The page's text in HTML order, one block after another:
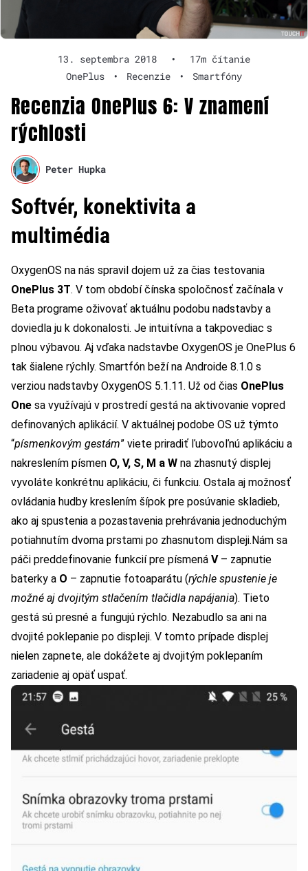
13. septembra 2018 •
17m čítanie
OnePlus
• Recenzie • Smartfóny
Recenzia OnePlus 6: V znamení
rýchlosti
Peter Hupka
Softvér, konektivita a
multimédia
OxygenOS na nás spravil dojem už za čias testovania
OnePlus 3T. V tom období čínska spoločnosť začínala v
Beta programe oživovať aktuálnu podobu nadstavby a
doviedla ju k dokonalosti. Je intuitívna a takpovediac s
plnou výbavou. Aj vďaka nadstavbe OxygenOS je OnePlus 6
tak šialene rýchly. Smartfón beží na Androide 8.1.0 s
verziou nadstavby OxygenOS 5.1.11. Už od čias OnePlus
One sa využívajú v prostredí gestá na aktivovanie vopred
definovaných aplikácií. V aktuálnej podobe OS už týmto
“písmenkovým gestám” viete priradiť ľubovoľnú aplikáciu a
nakreslením písmen O, V, S, M a W na zhasnutý displej
vyvoláte konkrétnu aplikáciu, či funkciu. Ostala aj možnosť
ovládania hudby kreslením šípok pre posúvanie skladieb,
ako aj spustenia a pozastavenia prehrávania jednoduchým
potiahnutím dvoma prstami po zhasnutom displeji.Nám sa
páči preddefinovanie funkcií pre písmená V – zapnutie
baterky a O – zapnutie fotoaparátu (rýchle spustenie je
možné aj dvojitým stlačením tlačidla napájania). Tieto
gestá sú presné a fungujú rýchlo. Nezabudlo sa ani na
dvojité poklepanie po displeji. V tomto prípade displej
nielen zapnete, ale dokážete aj dvojitým poklepaním
zariadenie aj opäť uspať.